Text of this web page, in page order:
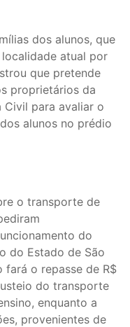
dos alunos, que
atual por
que pretende
proprietários da
Civil para avaliar o
alunos no prédio
o transporte de
do
do Estado de São
fará o repasse de R$
do transporte
enquanto a
provenientes de